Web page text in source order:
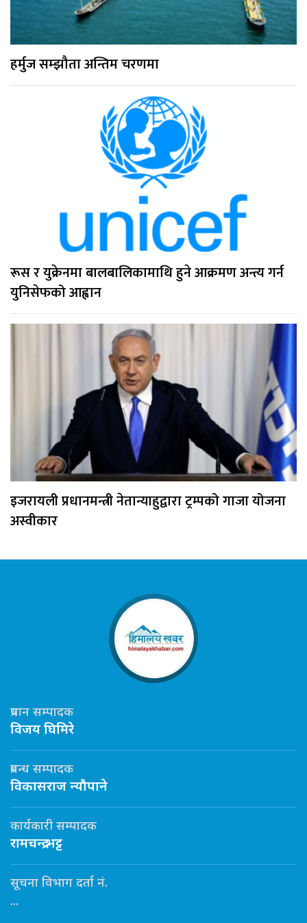
हर्मुज सम्झौता अन्तिम चरणमा
रूस र युक्रेनमा बालबालिकामाथि हुने आक्रमण अन्त्य गर्न
युनिसेफको आह्वान
इजरायली प्रधानमन्त्री नेतान्याहुद्वारा ट्रम्पको गाजा योजना
अस्वीकार
प्रधान सम्पादक
विजय घिमिरे
प्रबन्ध सम्पादक
विकासराज न्यौपाने
कार्यकारी सम्पादक
रामचन्द्र भट्ट
सूचना विभाग दर्ता नं.
...